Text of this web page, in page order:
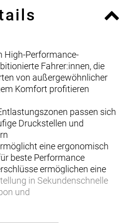
High-Performance-
Fahrer:innen, die
von außergewöhnlicher
Komfort profitieren
passen sich
Druckstellen und
eine ergonomisch
beste Performance
ermöglichen eine
in Sekundenschnelle
und